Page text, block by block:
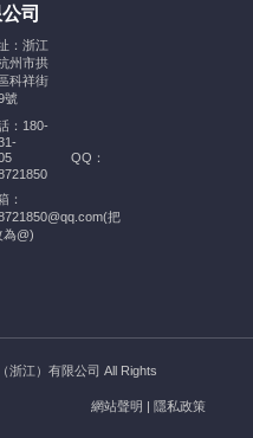
司
：浙江
州市拱
科祥街
號
：180-
QQ：
：
把
為@)
浙江）有限公司 All Rights
網站聲明 | 隱私政策